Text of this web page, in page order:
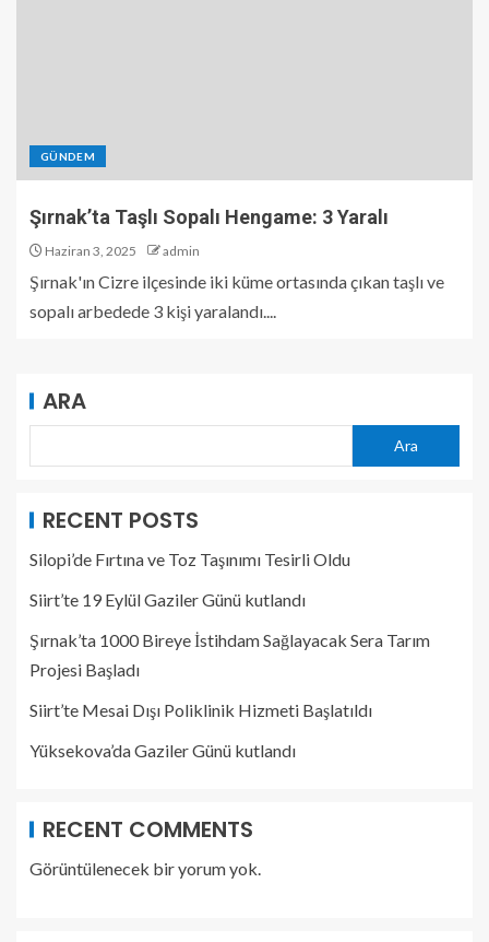
GÜNDEM
Şırnak’ta Taşlı Sopalı Hengame: 3 Yaralı
Haziran 3, 2025 admin
Şırnak'ın Cizre ilçesinde iki küme ortasında çıkan taşlı ve
sopalı arbedede 3 kişi yaralandı....
ARA
Ara
RECENT POSTS
Silopi’de Fırtına ve Toz Taşınımı Tesirli Oldu
Siirt’te 19 Eylül Gaziler Günü kutlandı
Şırnak’ta 1000 Bireye İstihdam Sağlayacak Sera Tarım
Projesi Başladı
Siirt’te Mesai Dışı Poliklinik Hizmeti Başlatıldı
Yüksekova’da Gaziler Günü kutlandı
RECENT COMMENTS
Görüntülenecek bir yorum yok.